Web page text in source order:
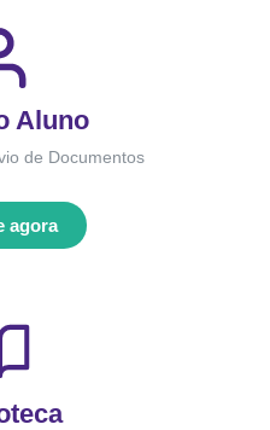
Aluno
de Documentos
agora